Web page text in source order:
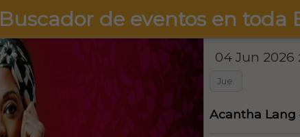
Buscador de eventos en toda
04 Jun 2026
Jue.
Acantha Lang